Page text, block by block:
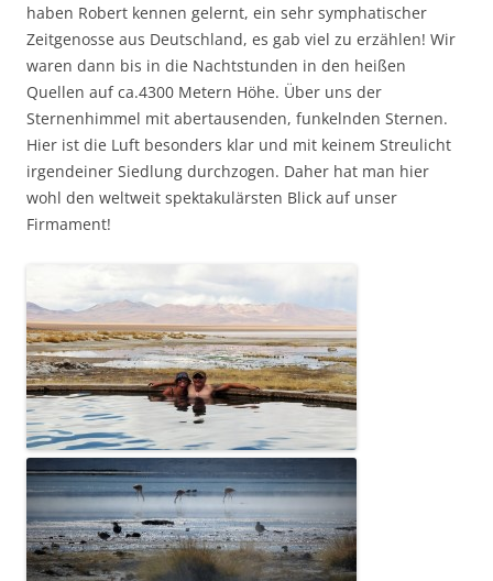
haben Robert kennen gelernt, ein sehr symphatischer
Zeitgenosse aus Deutschland, es gab viel zu erzählen! Wir
waren dann bis in die Nachtstunden in den heißen
Quellen auf ca.4300 Metern Höhe. Über uns der
Sternenhimmel mit abertausenden, funkelnden Sternen.
Hier ist die Luft besonders klar und mit keinem Streulicht
irgendeiner Siedlung durchzogen. Daher hat man hier
wohl den weltweit spektakulärsten Blick auf unser
Firmament!